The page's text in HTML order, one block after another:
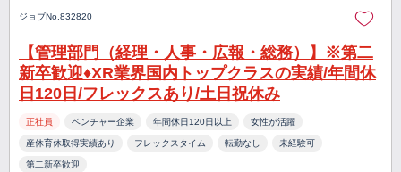
ジョブNo.832820
【管理部門（経理・人事・広報・総務）】※第二
新卒歓迎♦XR業界国内トップクラスの実績/年間休
日120日/フレックスあり/土日祝休み
正社員 ベンチャー企業 年間休日120日以上 女性が活躍
産休育休取得実績あり フレックスタイム 転勤なし 未経験可
第二新卒歓迎